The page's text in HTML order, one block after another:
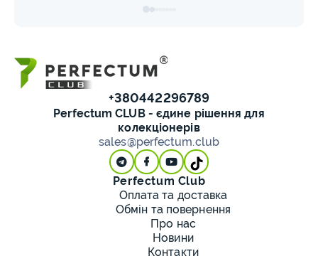
+380442296789
Perfectum CLUB - єдине рішення для
колекціонерів
sales@perfectum.club
Perfectum Club
Оплата та доставка
Обмін та повернення
Про нас
Новини
Контакти